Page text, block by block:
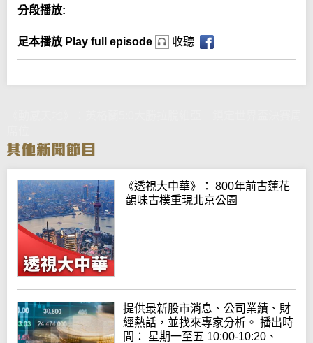
分段播放:
足本播放 Play full episode 收聽
《透視大中華》： 800年前古蓮花
韻味古樸重現北京公園
提供最新股市消息、公司業績、財
經熱話，並找來專家分析。 播出時
間： 星期一至五 10:00-10:20、